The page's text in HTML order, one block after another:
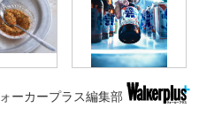
ーカープラス編集部